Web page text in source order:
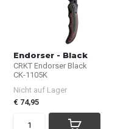
Endorser - Black
CRKT Endorser Black
CK-1105K
Nicht auf Lager
€ 74,95